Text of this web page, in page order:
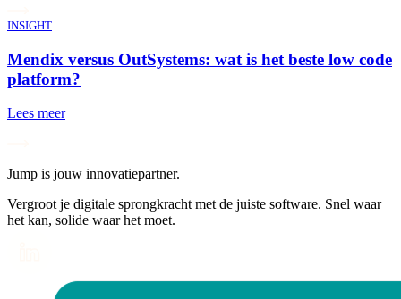
INSIGHT
Mendix versus OutSystems: wat is het beste low code
platform?
Lees meer
Jump is jouw innovatiepartner.
Vergroot je digitale sprongkracht met de juiste software. Snel waar
het kan, solide waar het moet.